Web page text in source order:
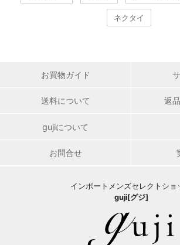
ネクタイ
お買物ガイド
送料について 返
gujiについて
お問合せ
インポートメンズセレクトショ
guji[グジ]